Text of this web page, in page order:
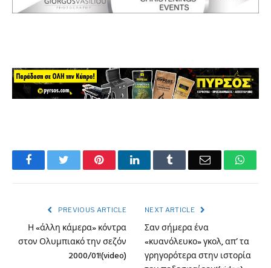
FacebookTwitter PinterestLinkedInTumblr Email
PREVIOUS ARTICLE
Η «άλλη κάμερα» κόντρα
στον Ολυμπιακό την σεζόν
2000/01!(video)
NEXT ARTICLE
Σαν σήμερα ένα
«κυανόλευκο» γκολ, απ’ τα
γρηγορότερα στην ιστορία